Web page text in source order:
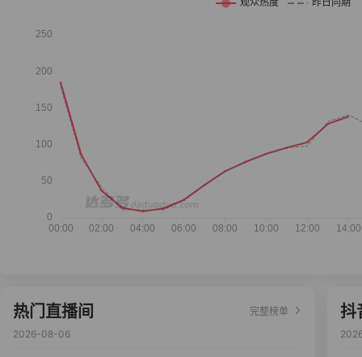
热门直播间
完整榜单
2026-08-06
抖